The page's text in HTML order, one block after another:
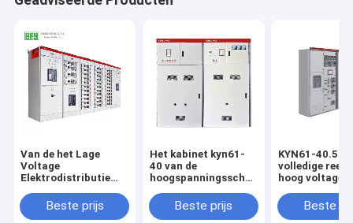
Van de het Lage
Voltage
Elektrodistributie
Dooslade het
Mechanisme
Beste prijs
Het kabinet kyn61-
40 van de
hoogspanningsschakelaar.
verwijderbaar
midden de
Beste prijs
KYN61-40.5 de
volledige
hoog voltage
van het
elektrokabinet
Beste